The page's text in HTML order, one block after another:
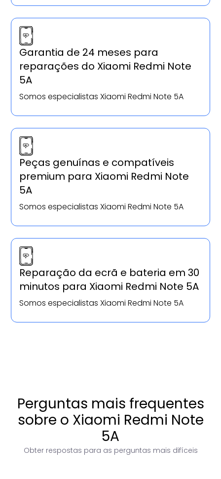
Garantia de 24 meses para
reparações do Xiaomi Redmi Note
5A
Somos especialistas Xiaomi Redmi Note 5A
Peças genuínas e compatíveis
premium para Xiaomi Redmi Note
5A
Somos especialistas Xiaomi Redmi Note 5A
Reparação da ecrã e bateria em 30
minutos para Xiaomi Redmi Note 5A
Somos especialistas Xiaomi Redmi Note 5A
Perguntas mais frequentes
sobre o Xiaomi Redmi Note
5A
Obter respostas para as perguntas mais difíceis